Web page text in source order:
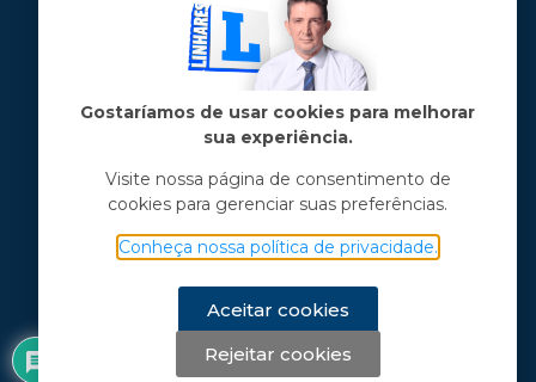
Jose Linhares Jr é maranhense.
Formado em Jornalismo, estudou filosofia
e tem pós-graduações em ciência política
e marketing político.
Menu principal
Notícias
Opinião
Chama o Linhares
Gostaríamos de usar cookies para melhorar
sua experiência.
Visite nossa página de consentimento de
cookies para gerenciar suas preferências.
Conheça nossa política de privacidade.
Aceitar cookies
Rejeitar cookies